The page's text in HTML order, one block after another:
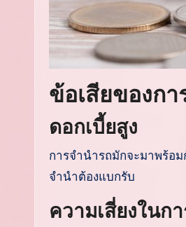
ข้อเสียของก
ดอกเบี้ยสูง
การจำนำรถมักจะมาพร้อม
จำนำต้องแบกรับ
ความเสี่ยงในก